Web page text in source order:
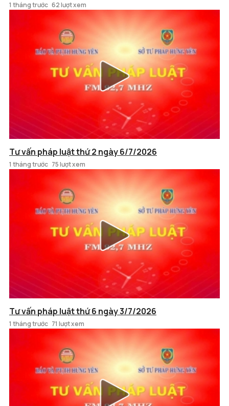
1 tháng trước 62 lượt xem
Tư vấn pháp luật thứ 2 ngày 6/7/2026
1 tháng trước 75 lượt xem
Tư vấn pháp luật thứ 6 ngày 3/7/2026
1 tháng trước 71 lượt xem